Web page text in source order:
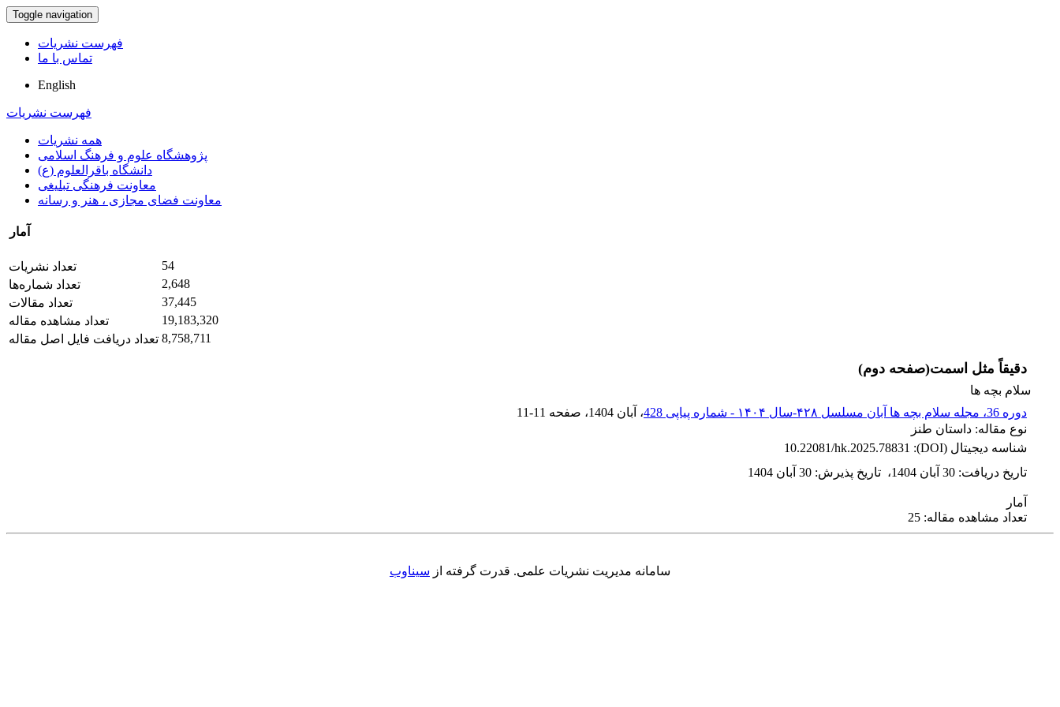
Toggle navigation
فهرست نشریات
تماس با ما
English
فهرست نشریات
همه نشریات
پژوهشگاه علوم و فرهنگ اسلامی
دانشگاه باقرالعلوم (ع)
معاونت فرهنگی تبلیغی
معاونت فضای مجازی ، هنر و رسانه
آمار
تعداد نشریات
54
تعداد شماره‌ها
2,648
تعداد مقالات
37,445
تعداد مشاهده مقاله
19,183,320
تعداد دریافت فایل اصل مقاله 8,758,711
دقیقاً مثل اسمت(صفحه دوم)
سلام بچه ها
دوره 36، مجله سلام بچه ها آبان مسلسل ۴۲۸-سال ۱۴۰۴ - شماره پیاپی 428
، آبان 1404 ، صفحه 11-11
نوع مقاله: داستان طنز
شناسه دیجیتال (DOI):
10.22081/hk.2025.78831
تاریخ دریافت: 30 آبان 1404 ، تاریخ پذیرش: 30 آبان 1404
آمار
تعداد مشاهده مقاله: 25
سامانه مدیریت نشریات علمی. قدرت گرفته از سیناوب